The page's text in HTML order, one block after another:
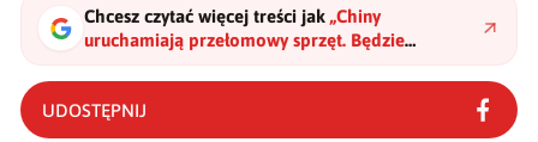
Chcesz czytać więcej treści jak „Chiny
uruchamiają przełomowy sprzęt. Będzie
emitował najjaśniejsze na świecie promienie X"?
UDOSTĘPNIJ